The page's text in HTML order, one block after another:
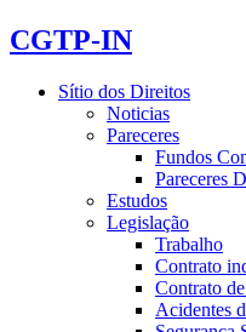
CGTP-IN
Sítio dos Direitos
Noticias
Pareceres
Fundos
Pareceres
Estudos
Legislação
Trabalho
Contrato
Contrato
Acidentes
pensões
Entre €1350 e
€1800
Entre €1800,01 e
€3750